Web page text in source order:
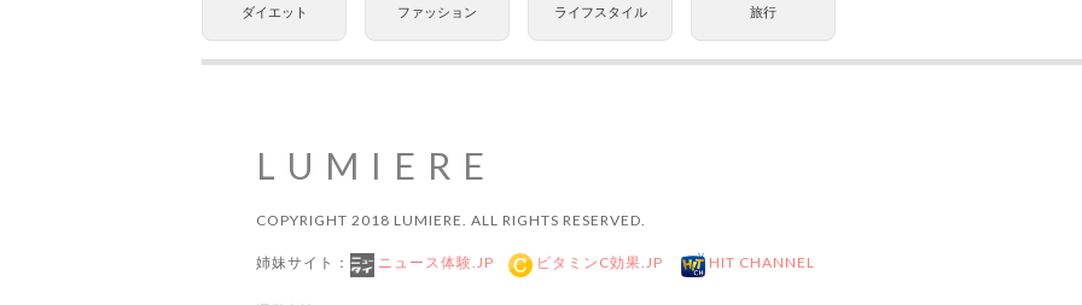
ダイエット ファッション ライフスタイル 旅行
LUMIERE
COPYRIGHT 2018 LUMIERE. ALL RIGHTS RESERVED.
姉妹サイト： ニュース体験.JP ビタミンC効果.JP HIT CHANNEL